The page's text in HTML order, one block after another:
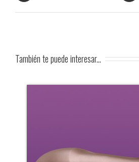
También te puede interesar...